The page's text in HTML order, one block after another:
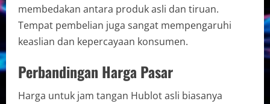
membedakan antara produk asli dan tiruan.
Tempat pembelian juga sangat mempengaruhi
keaslian dan kepercayaan konsumen.
Perbandingan Harga Pasar
Harga untuk jam tangan Hublot asli biasanya